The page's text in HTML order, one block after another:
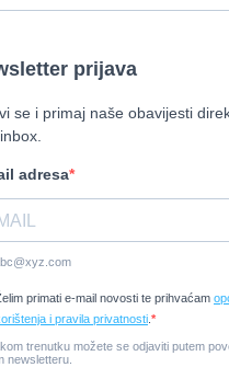
2015, 27 x 7 m, Iveco aifo x 2
Izletnički brod - 94 osobe
Cijena:370.000 EUR
Tender Williams 325 TurboJet - sniženo!
2008, 325 x 1.7 m, weber 750
Damor 900 FURIA - EXTRA OPREMA -
CIJENA
2008, 8,98 x 3 m, Yanmar 200kW -
Cijena:65.000 EUR
Prodajem jedrilicu ELAN 31 S
Cijena:27.000 EUR